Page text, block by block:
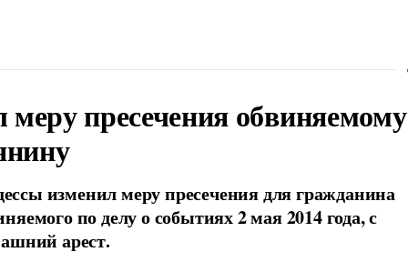
пресечения обвиняемому
изменил меру пресечения для гражданина
по делу о событиях 2 мая 2014 года, с
арест.